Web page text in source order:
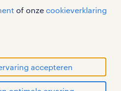
of onze cookieverklaring
accepteren
en SHAPING THE